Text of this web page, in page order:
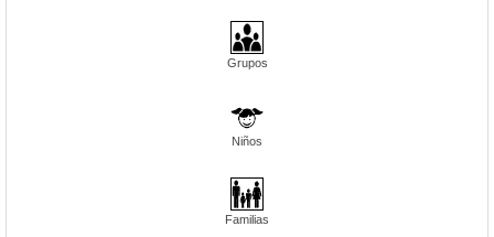
Grupos
Niños
Familias